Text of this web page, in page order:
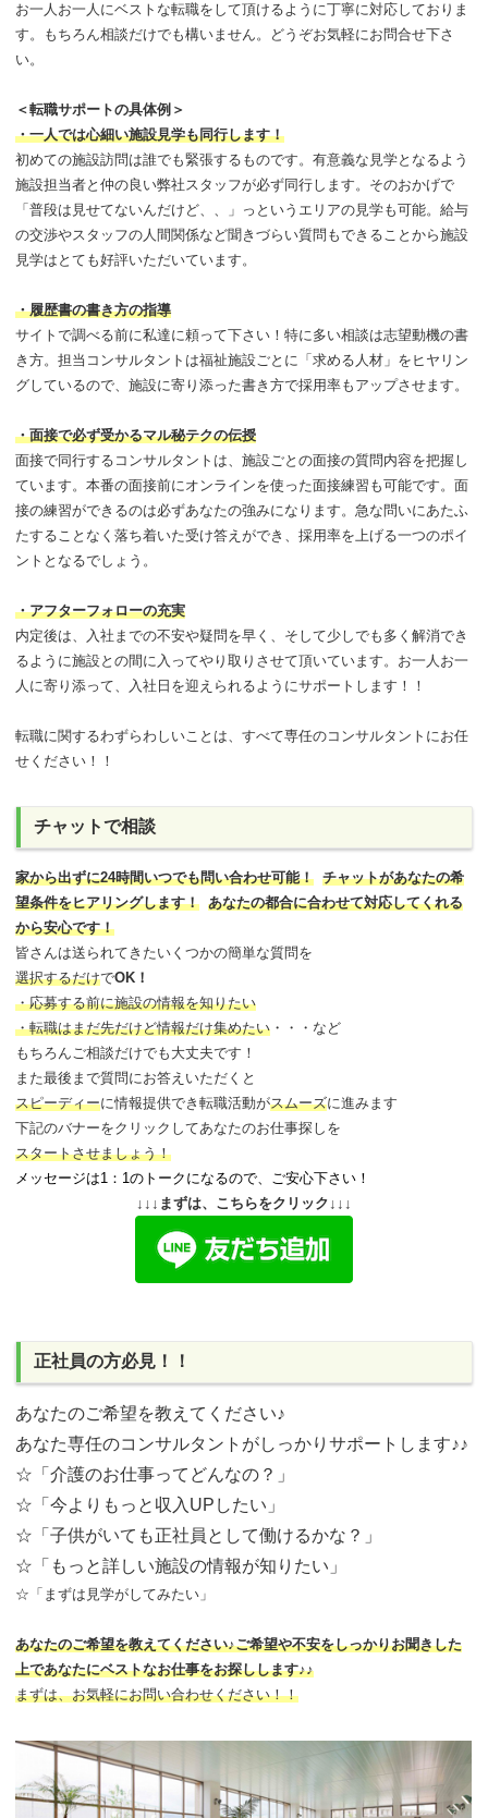
お一人お一人にベストな転職をして頂けるように丁寧に対応しておりま
す。もちろん相談だけでも構いません。どうぞお気軽にお問合せ下さ
い。
＜転職サポートの具体例＞
・一人では心細い施設見学も同行します！
初めての施設訪問は誰でも緊張するものです。有意義な見学となるよう
施設担当者と仲の良い弊社スタッフが必ず同行します。そのおかげで
「普段は見せてないんだけど、、」っというエリアの見学も可能。給与
の交渉やスタッフの人間関係など聞きづらい質問もできることから施設
見学はとても好評いただいています。
・履歴書の書き方の指導
サイトで調べる前に私達に頼って下さい！特に多い相談は志望動機の書
き方。担当コンサルタントは福祉施設ごとに「求める人材」をヒヤリン
グしているので、施設に寄り添った書き方で採用率もアップさせます。
・面接で必ず受かるマル秘テクの伝授
面接で同行するコンサルタントは、施設ごとの面接の質問内容を把握し
ています。本番の面接前にオンラインを使った面接練習も可能です。面
接の練習ができるのは必ずあなたの強みになります。急な問いにあたふ
たすることなく落ち着いた受け答えができ、採用率を上げる一つのポイ
ントとなるでしょう。
・アフターフォローの充実
内定後は、入社までの不安や疑問を早く、そして少しでも多く解消でき
るように施設との間に入ってやり取りさせて頂いています。お一人お一
人に寄り添って、入社日を迎えられるようにサポートします！！
転職に関するわずらわしいことは、すべて専任のコンサルタントにお任
せください！！
チャットで相談
家から出ずに24時間いつでも問い合わせ可能！ チャットがあなたの希
望条件をヒアリングします！ あなたの都合に合わせて対応してくれる
から安心です！
皆さんは送られてきたいくつかの簡単な質問を
選択するだけでOK！
・応募する前に施設の情報を知りたい
・転職はまだ先だけど情報だけ集めたい ・・・など
もちろんご相談だけでも大丈夫です！
また最後まで質問にお答えいただくと
スピーディーに情報提供でき転職活動がスムーズに進みます
下記のバナーをクリックしてあなたのお仕事探しを
スタートさせましょう！
メッセージは1：1のトークになるので、ご安心下さい！
↓↓↓まずは、こちらをクリック↓↓↓
正社員の方必見！！
あなたのご希望を教えてください♪
あなた専任のコンサルタントがしっかりサポートします♪♪
☆「介護のお仕事ってどんなの？」
☆「今よりもっと収入UPしたい」
☆「子供がいても正社員として働けるかな？」
☆「もっと詳しい施設の情報が知りたい」
☆「まずは見学がしてみたい」
あなたのご希望を教えてください♪ご希望や不安をしっかりお聞きした
上であなたにベストなお仕事をお探しします♪♪
まずは、お気軽にお問い合わせください！！